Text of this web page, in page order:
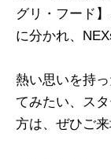
グリ・フード
に分かれ、
熱い思いを持
てみたい、ス
方は、ぜひご来